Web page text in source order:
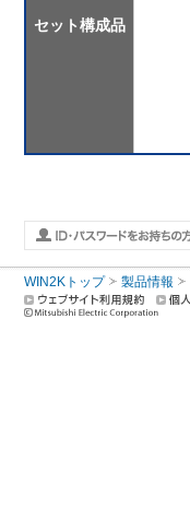
セット構成品
WIN2Kトップ 製品情報